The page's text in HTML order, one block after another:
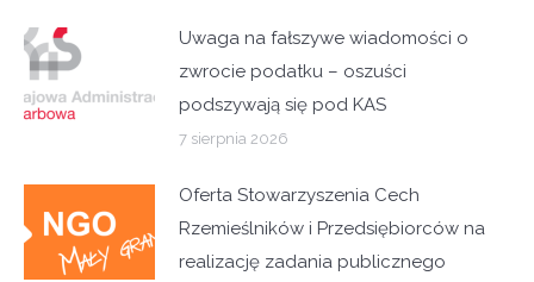
Uwaga na fałszywe wiadomości o
zwrocie podatku – oszuści
podszywają się pod KAS
7 sierpnia 2026
Oferta Stowarzyszenia Cech
Rzemieślników i Przedsiębiorców na
realizację zadania publicznego